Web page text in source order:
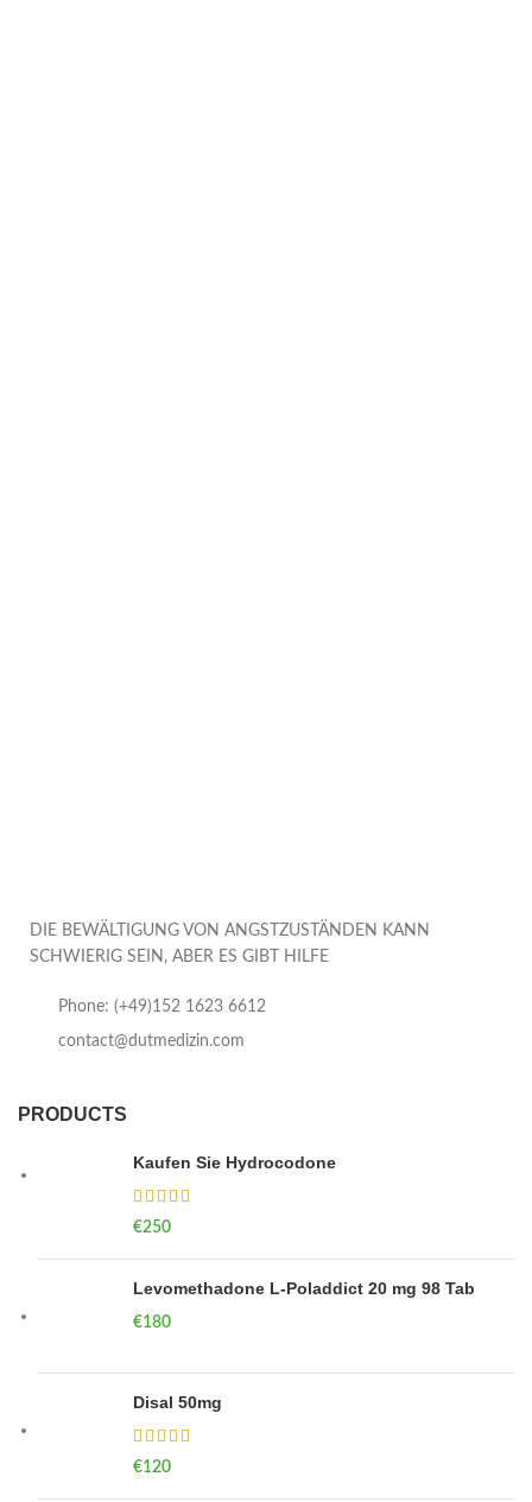
DIE BEWÄLTIGUNG VON ANGSTZUSTÄNDEN KANN
SCHWIERIG SEIN, ABER ES GIBT HILFE
Phone: (+49)152 1623 6612
contact@dutmedizin.com
PRODUCTS
Kaufen Sie Hydrocodone
€250
Levomethadone L-Poladdict 20 mg 98 Tab
€180
Disal 50mg
€120